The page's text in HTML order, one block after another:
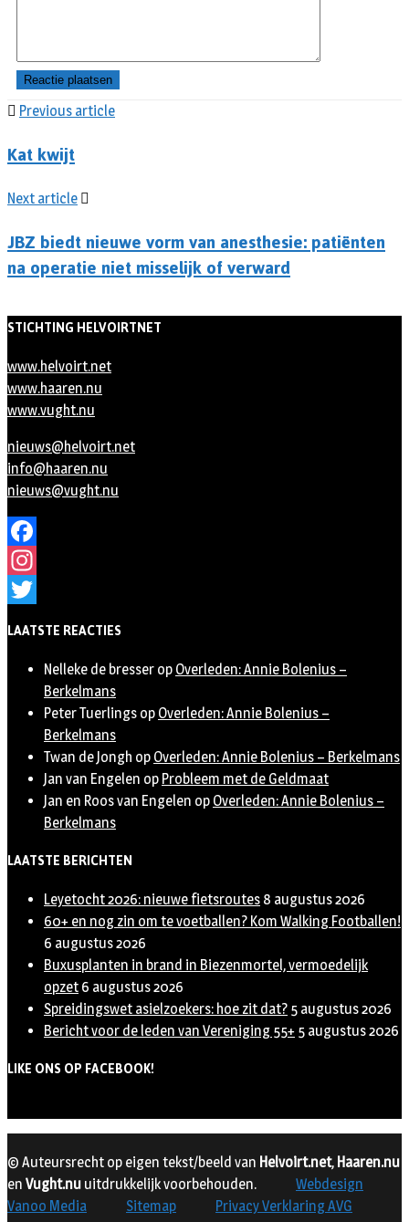
Previous article
Kat kwijt
Next article
JBZ biedt nieuwe vorm van anesthesie: patiënten
na operatie niet misselijk of verward
STICHTING HELVOIRTNET
www.helvoirt.net
www.haaren.nu
www.vught.nu
nieuws@helvoirt.net
info@haaren.nu
nieuws@vught.nu
Facebook
Instagram
LAATSTE REACTIES
Nelleke de bresser op Overleden: Annie Bolenius –
Berkelmans
Peter Tuerlings op Overleden: Annie Bolenius –
Berkelmans
Twan de Jongh op Overleden: Annie Bolenius – Berkelmans
Jan van Engelen op Probleem met de Geldmaat
Jan en Roos van Engelen op Overleden: Annie Bolenius –
Berkelmans
LAATSTE BERICHTEN
Leyetocht 2026: nieuwe fietsroutes 8 augustus 2026
60+ en nog zin om te voetballen? Kom Walking Footballen!
6 augustus 2026
Buxusplanten in brand in Biezenmortel, vermoedelijk
opzet 6 augustus 2026
Spreidingswet asielzoekers: hoe zit dat? 5 augustus 2026
Bericht voor de leden van Vereniging 55+ 5 augustus 2026
LIKE ONS OP FACEBOOK!
© Auteursrecht op eigen tekst/beeld van Helvoirt.net, Haaren.nu
en Vught.nu uitdrukkelijk voorbehouden.
Webdesign
Vanoo Media
Sitemap Privacy Verklaring AVG